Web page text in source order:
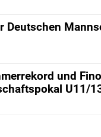
Deutschen
und
U11/